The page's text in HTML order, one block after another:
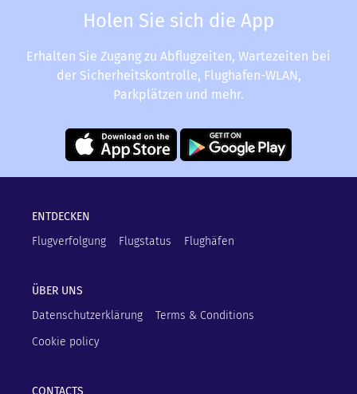
Holen Sie sich die App
Erhalten Sie Zugang zu Abflugzeiten, Wartezeiten bei
der Sicherheitskontrolle, Flughafen-WLAN,
Parkplätzen und mehr.
ENTDECKEN
Flugverfolgung
Flugstatus Flughäfen
ÜBER UNS
Datenschutzerklärung
Terms & Conditions
Cookie policy